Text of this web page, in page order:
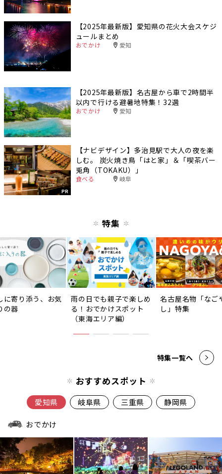
【2025年最新版】愛知県の花火大会スケジ
ュールまとめ
おでかけ 愛知
【2025年最新版】名古屋から車で2時間半
以内で行ける避暑地特集！32選
おでかけ 愛知
PR
【ナビデザイン】多治見駅で大人の夜を楽
しむ。 炭火焼き鳥「はと家」＆「喫茶バー
兎角（TOKAKU）」
食べる 岐阜
特集
に寄り添う、お気
の器
雨の日でも親子で楽しめ
る！おでかけスポット
（東海エリア編）
名古屋名物「なご
し」特集
特集一覧へ
おすすめスポット
愛知県 岐阜県 三重県 静岡県
おでかけ